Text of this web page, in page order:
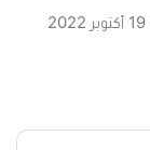
19 أكتوبر 2022